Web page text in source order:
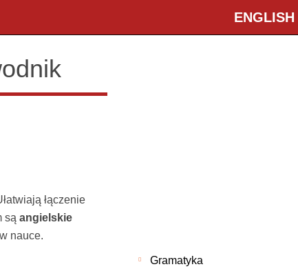
łączenie
są angielskie
nauce.
Gramatyka